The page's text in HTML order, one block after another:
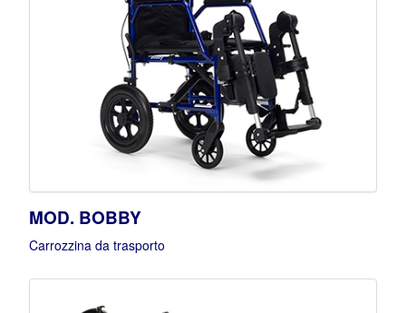
MOD. BOBBY
Carrozzina da trasporto